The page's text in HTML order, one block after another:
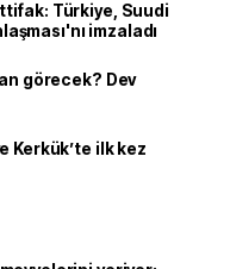
Türkiye, Suudi
imzaladı
görecek? Dev
Kerkük’te ilk kez